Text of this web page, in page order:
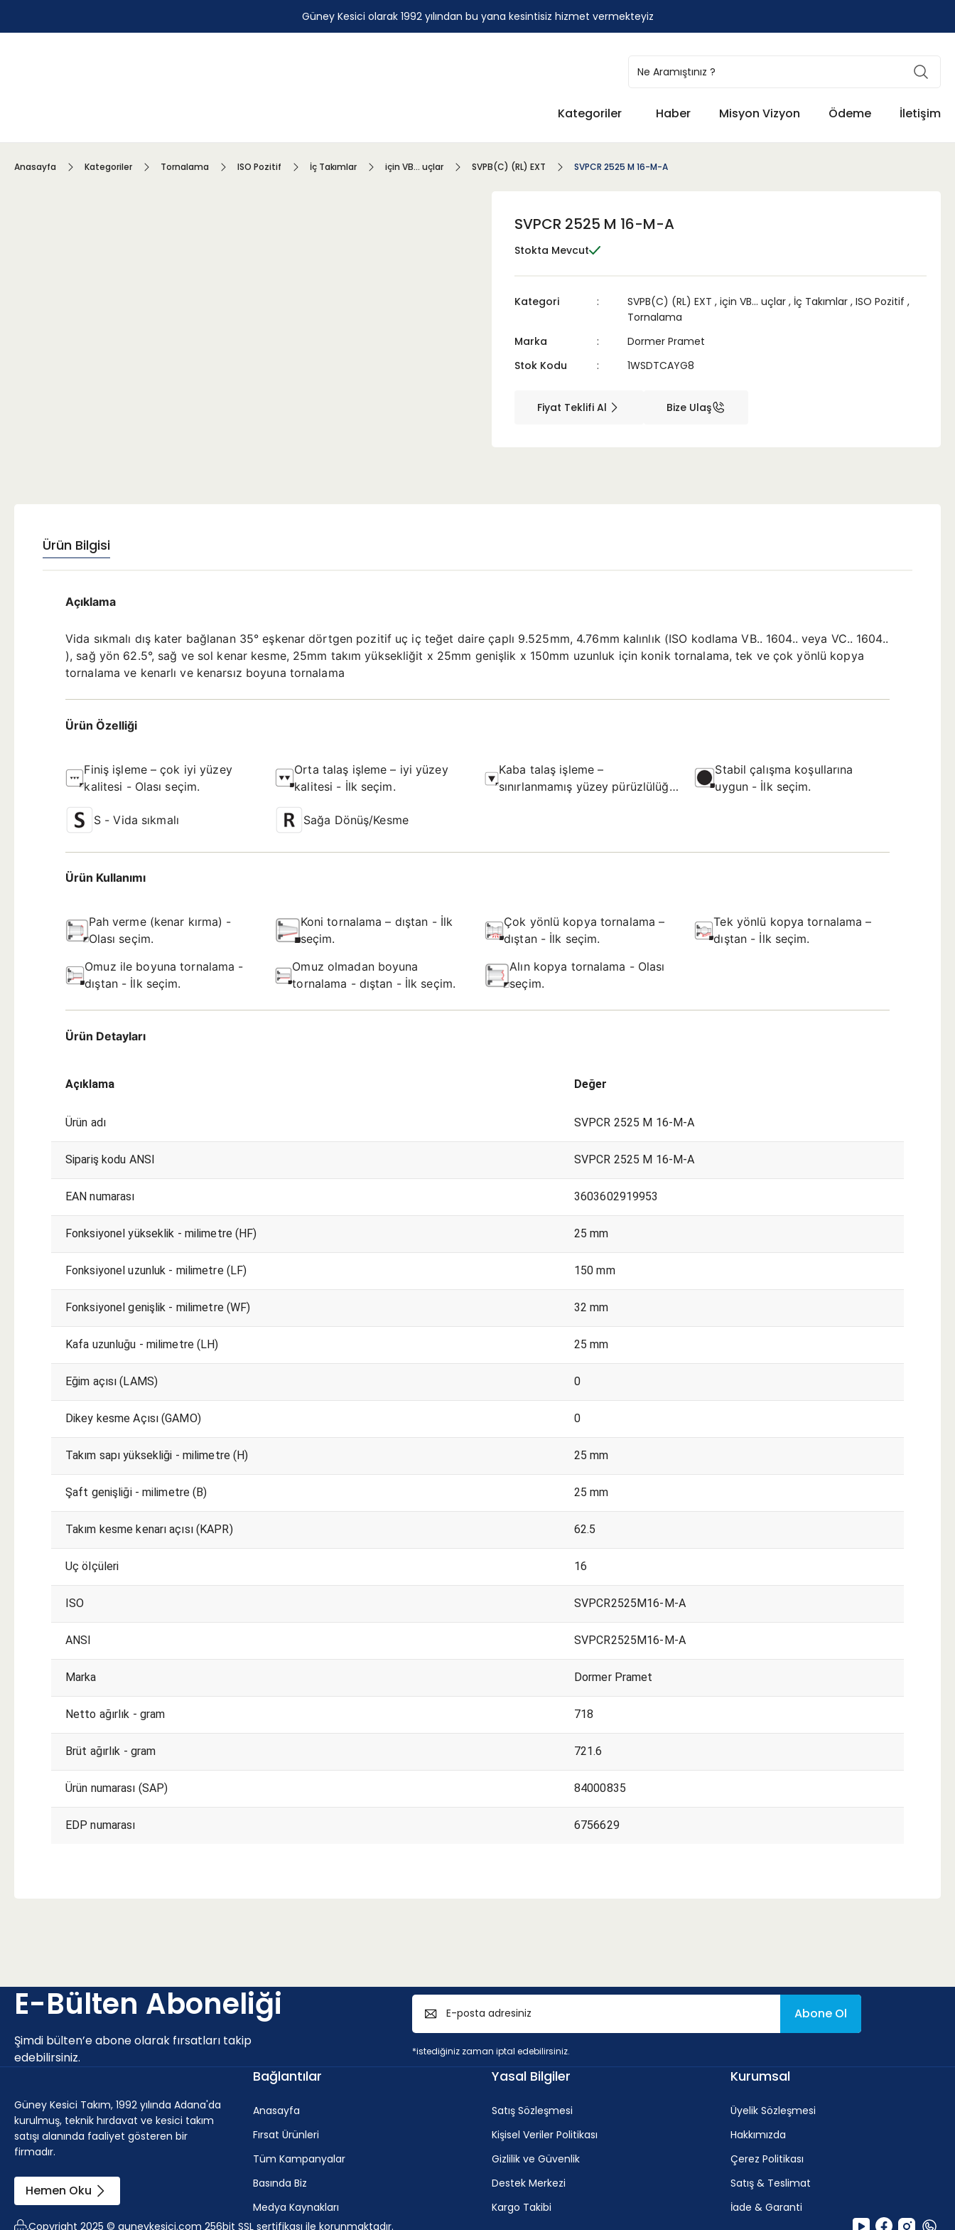
Güney Kesici olarak 1992 yılından bu yana kesintisiz hizmet vermekteyiz
Kategoriler Haber Misyon Vizyon Ödeme İletişim
Anasayfa Kategoriler Tornalama ISO Pozitif İç Takımlar için VB... uçlar SVPB(C) (RL) EXT SVPCR 2525 M 16-M-A
SVPCR 2525 M 16-M-A
Stokta Mevcut
Kategori SVPB(C) (RL) EXT , için VB... uçlar , İç Takımlar , ISO Pozitif ,
Tornalama
Marka
Dormer Pramet
Stok Kodu
1WSDTCAYG8
Fiyat Teklifi Al Bize Ulaş
Ürün Bilgisi
Açıklama
Vida sıkmalı dış kater bağlanan 35° eşkenar dörtgen pozitif uç iç teğet daire çaplı 9.525mm, 4.76mm kalınlık (ISO kodlama VB.. 1604.. veya VC.. 1604..
), sağ yön 62.5°, sağ ve sol kenar kesme, 25mm takım yüksekliğit x 25mm genişlik x 150mm uzunluk için konik tornalama, tek ve çok yönlü kopya
tornalama ve kenarlı ve kenarsız boyuna tornalama
Ürün Özelliği
Finiş işleme – çok iyi yüzey
kalitesi - Olası seçim.
Orta talaş işleme – iyi yüzey
kalitesi - İlk seçim.
Kaba talaş işleme –
sınırlanmamış yüzey pürüzlülüğü
Stabil çalışma koşullarına
uygun - İlk seçim.
S - Vida sıkmalı Sağa Dönüş/Kesme
Ürün Kullanımı
Pah verme (kenar kırma) -
Olası seçim.
Koni tornalama – dıştan - İlk
seçim.
Çok yönlü kopya tornalama –
dıştan - İlk seçim.
Tek yönlü kopya tornalama –
dıştan - İlk seçim.
Omuz ile boyuna tornalama -
dıştan - İlk seçim.
Omuz olmadan boyuna
tornalama - dıştan - İlk seçim.
Alın kopya tornalama - Olası
seçim.
Ürün Detayları
Açıklama Değer
Ürün adı SVPCR 2525 M 16-M-A
Sipariş kodu ANSI SVPCR 2525 M 16-M-A
EAN numarası 3603602919953
Fonksiyonel yükseklik - milimetre (HF) 25 mm
Fonksiyonel uzunluk - milimetre (LF) 150 mm
Fonksiyonel genişlik - milimetre (WF) 32 mm
Kafa uzunluğu - milimetre (LH) 25 mm
Eğim açısı (LAMS) 0
Dikey kesme Açısı (GAMO) 0
Takım sapı yüksekliği​​ - milimetre (H) 25 mm
Şaft genişliği - milimetre (B) 25 mm
Takım kesme kenarı açısı (KAPR) 62.5
Uç ölçüleri 16
ISO SVPCR2525M16-M-A
ANSI SVPCR2525M16-M-A
Marka Dormer Pramet
Netto ağırlık - gram 718
Brüt ağırlık - gram 721.6
Ürün numarası (SAP) 84000835
EDP numarası 6756629
E-Bülten Aboneliği
Şimdi bülten’e abone olarak fırsatları takip
edebilirsiniz.
Abone Ol
*istediğiniz zaman iptal edebilirsiniz.
Güney Kesici Takım, 1992 yılında Adana'da
kurulmuş, teknik hırdavat ve kesici takım
satışı alanında faaliyet gösteren bir
firmadır.
Hemen Oku
Bağlantılar
Anasayfa
Fırsat Ürünleri
Tüm Kampanyalar
Basında Biz
Medya Kaynakları
Yasal Bilgiler
Satış Sözleşmesi
Kişisel Veriler Politikası
Gizlilik ve Güvenlik
Destek Merkezi
Kargo Takibi
Kurumsal
Üyelik Sözleşmesi
Hakkımızda
Çerez Politikası
Satış & Teslimat
İade & Garanti
Copyright 2025 © guneykesici.com 256bit SSL sertifikası ile korunmaktadır.